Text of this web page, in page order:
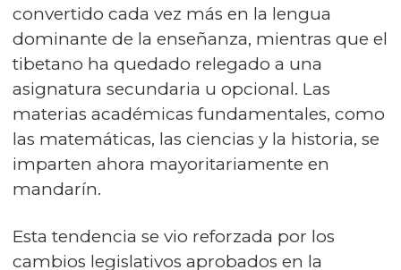
convertido cada vez más en la lengua
dominante de la enseñanza, mientras que el
tibetano ha quedado relegado a una
asignatura secundaria u opcional. Las
materias académicas fundamentales, como
las matemáticas, las ciencias y la historia, se
imparten ahora mayoritariamente en
mandarín.
Esta tendencia se vio reforzada por los
cambios legislativos aprobados en la